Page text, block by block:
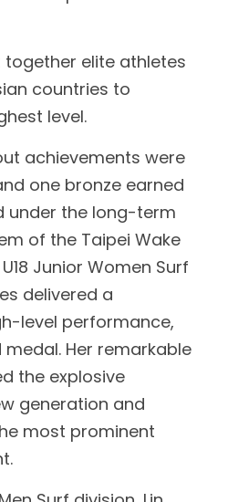
elite athletes
countries to
level.
achievements were
one bronze earned
under the long-term
of the Taipei Wake
Junior Women Surf
delivered a
level performance,
Her remarkable
the explosive
generation and
most prominent